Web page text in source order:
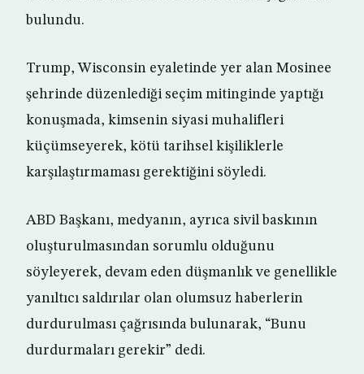
bulundu.
Trump, Wisconsin eyaletinde yer alan Mosinee
şehrinde düzenlediği seçim mitinginde yaptığı
konuşmada, kimsenin siyasi muhalifleri
küçümseyerek, kötü tarihsel kişiliklerle
karşılaştırmaması gerektiğini söyledi.
ABD Başkanı, medyanın, ayrıca sivil baskının
oluşturulmasından sorumlu olduğunu
söyleyerek, devam eden düşmanlık ve genellikle
yanıltıcı saldırılar olan olumsuz haberlerin
durdurulması çağrısında bulunarak, “Bunu
durdurmaları gerekir” dedi.